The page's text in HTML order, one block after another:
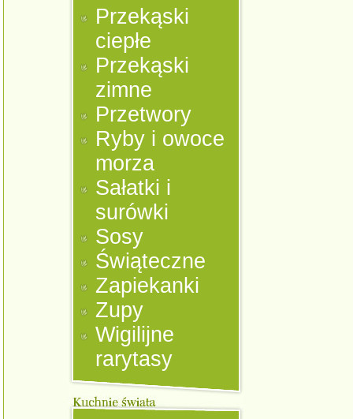
Przekąski
ciepłe
Przekąski
zimne
Przetwory
Ryby i owoce
morza
Sałatki i
surówki
Sosy
Świąteczne
Zapiekanki
Zupy
Wigilijne
rarytasy